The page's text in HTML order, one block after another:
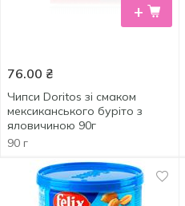
+
76.00 ₴
Чипси Doritos зі смаком
мексиканського буріто з
яловичиною 90г
90 г